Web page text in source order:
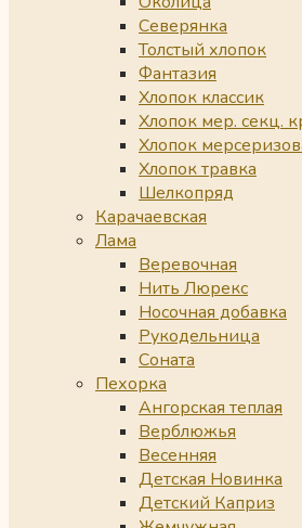
Северянка
Толстый хлопок
Фантазия
Хлопок классик
Хлопок мер. секц.
Хлопок
Хлопок травка
Шелкопряд
Карачаевская
Лама
Веревочная
Нить Люрекс
Носочная добавка
Рукодельница
Соната
Пехорка
Ангорская теплая
Верблюжья
Весенняя
Детская Новинка
Детский Каприз